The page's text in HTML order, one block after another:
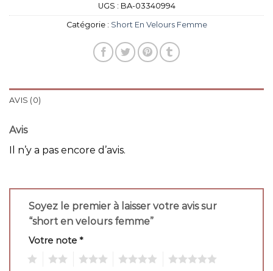
UGS : BA-03340994
Catégorie : Short En Velours Femme
AVIS (0)
Avis
Il n’y a pas encore d’avis.
Soyez le premier à laisser votre avis sur
“short en velours femme”
Votre note *